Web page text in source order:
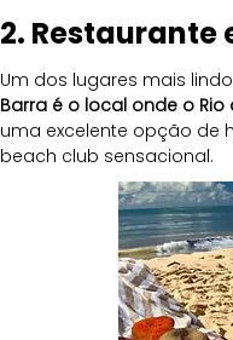
2. Restaurante
Um dos lugares mais
Barra é o local onde o
uma excelente opção de
beach club sensacional.